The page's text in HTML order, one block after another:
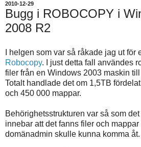
2010-12-29
Bugg i ROBOCOPY i
2008 R2
I helgen som var så råkade jag ut för
Robocopy. I just detta fall användes
filer från en Windows 2003 maskin
Totalt handlade det om 1,5TB
och 450 000 mappar.
Behörighetsstrukturen var så som
innebar att det fanns filer och
domänadmin skulle kunna komma åt.